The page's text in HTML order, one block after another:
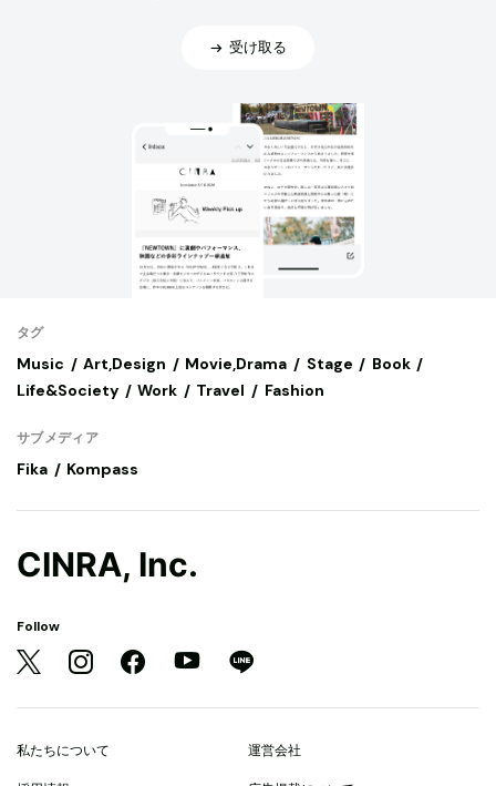
受け取る
タグ
Music Art,Design Movie,Drama Stage
Book
Life&Society
Work Travel Fashion
サブメディア
Fika Kompass
CINRA, Inc.
Follow
私たちについて 運営会社